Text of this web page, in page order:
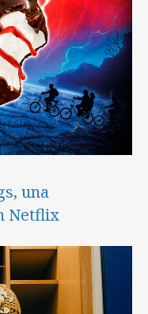
una
Netflix